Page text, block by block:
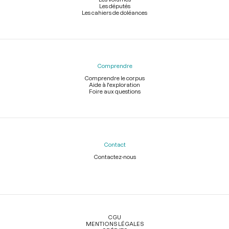
Les députés
Les cahiers de doléances
Comprendre
Comprendre le corpus
Aide à l'exploration
Foire aux questions
Contact
Contactez-nous
Légal
CGU
MENTIONS LÉGALES